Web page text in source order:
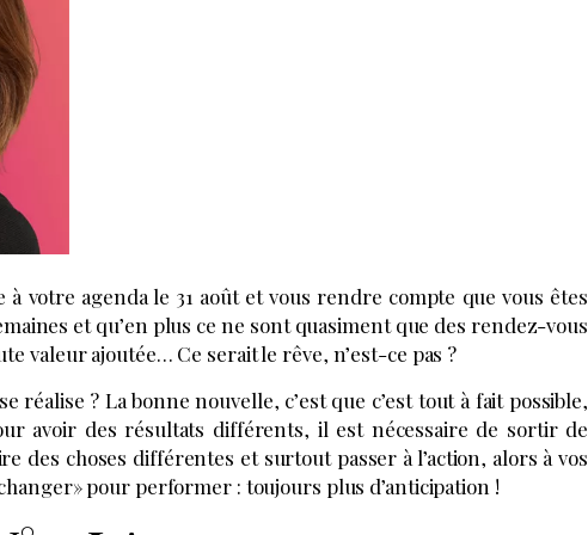
votre agenda le 31 août et vous rendre compte que vous êtes
et qu’en plus ce ne sont quasiment que des rendez-vous
valeur ajoutée… Ce serait le rêve, n’est-ce pas ?
réalise ? La bonne nouvelle, c’est que c’est tout à fait possible,
avoir des résultats différents, il est nécessaire de sortir de
des choses différentes et surtout passer à l’action, alors à vos
pour performer : toujours plus d’anticipation !